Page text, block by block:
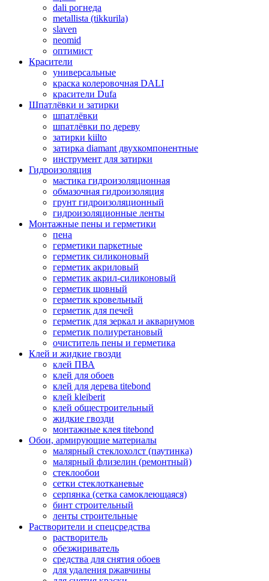
dali рогнеда
metallista (tikkurila)
slaven
neomid
оптимист
Красители
универсальные
краска колеровочная DALI
красители Dufa
Шпатлёвки и затирки
шпатлёвки
шпатлёвки по дереву
затирки kiilto
затирка diamant двухкомпонентные
инструмент для затирки
Гидроизоляция
мастика гидроизоляционная
обмазочная гидроизоляция
грунт гидроизоляционный
гидроизоляционные ленты
Монтажные пены и герметики
пена
герметики паркетные
герметик силиконовый
герметик акриловый
герметик акрил-силиконовый
герметик шовный
герметик кровельный
герметик для печей
герметик для зеркал и аквариумов
герметик полиуретановый
очиститель пены и герметика
Клей и жидкие гвозди
клей ПВА
клей для обоев
клей для дерева titebond
клей kleiberit
клей общестроительный
жидкие гвозди
монтажные клея titebond
Обои, армирующие материалы
малярный стеклохолст (паутинка)
малярный флизелин (ремонтный)
стеклообои
сетки стеклотканевые
серпянка (сетка самоклеющаяся)
бинт строительный
ленты строительные
Растворители и спецсредства
растворитель
обезжириватель
средства для снятия обоев
для удаления ржавчины